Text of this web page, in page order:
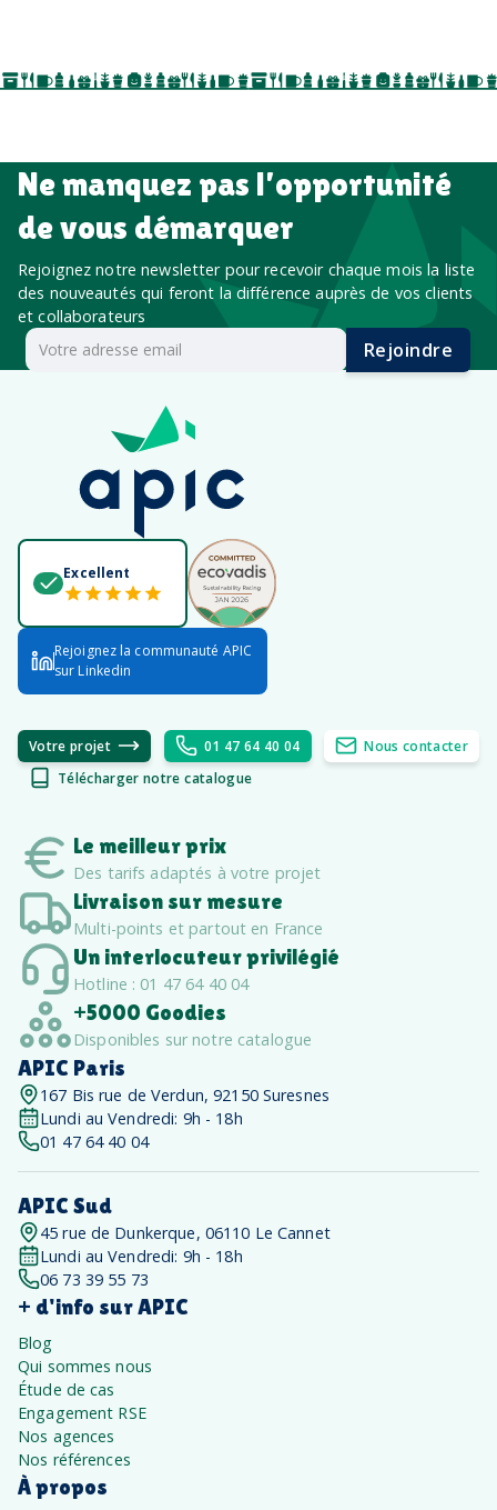
salon professionnel
Ne manquez pas l’opportunité
de vous démarquer
Rejoignez notre newsletter pour recevoir chaque mois la liste
des nouveautés qui feront la différence auprès de vos clients
et collaborateurs
Rejoindre
Excellent
Rejoignez la communauté APIC
sur Linkedin
Votre projet 01 47 64 40 04
Nous contacter
Télécharger notre catalogue
Le meilleur prix
Des tarifs adaptés à votre projet
Livraison sur mesure
Multi-points et partout en France
Un interlocuteur privilégié
Hotline : 01 47 64 40 04
+5000 Goodies
Disponibles sur notre catalogue
APIC Paris
167 Bis rue de Verdun, 92150 Suresnes
Lundi au Vendredi: 9h - 18h
01 47 64 40 04
APIC Sud
45 rue de Dunkerque, 06110 Le Cannet
Lundi au Vendredi: 9h - 18h
06 73 39 55 73
+ d'info sur APIC
Blog
Qui sommes nous
Étude de cas
Engagement RSE
Nos agences
Nos références
À propos